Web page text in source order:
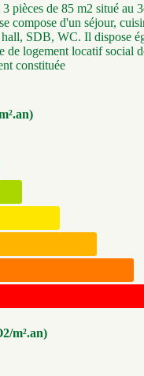
pièces de 85 m2 situé au
compose d'un séjour,
hall, SDB, WC. Il dispose
de logement locatif social
constituée
m².an)